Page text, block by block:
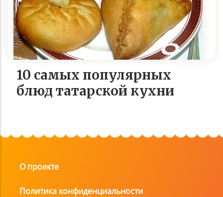
10 самых популярных
блюд татарской кухни
О проекте
Политика конфиденциальности